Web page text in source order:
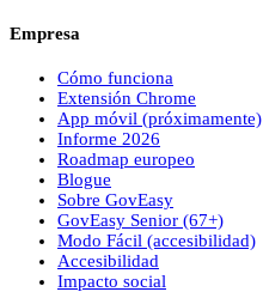
Empresa
Cómo funciona
Extensión Chrome
App móvil (próximamente)
Informe 2026
Roadmap europeo
Blogue
Sobre GovEasy
GovEasy Senior (67+)
Modo Fácil (accesibilidad)
Accesibilidad
Impacto social